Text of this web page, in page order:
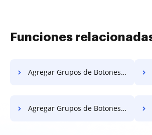
Funciones
Agregar Grupos de Botones de Opción Contrato en el Servidor
Agregar Grupos de Botones de Opción en Google Chrome